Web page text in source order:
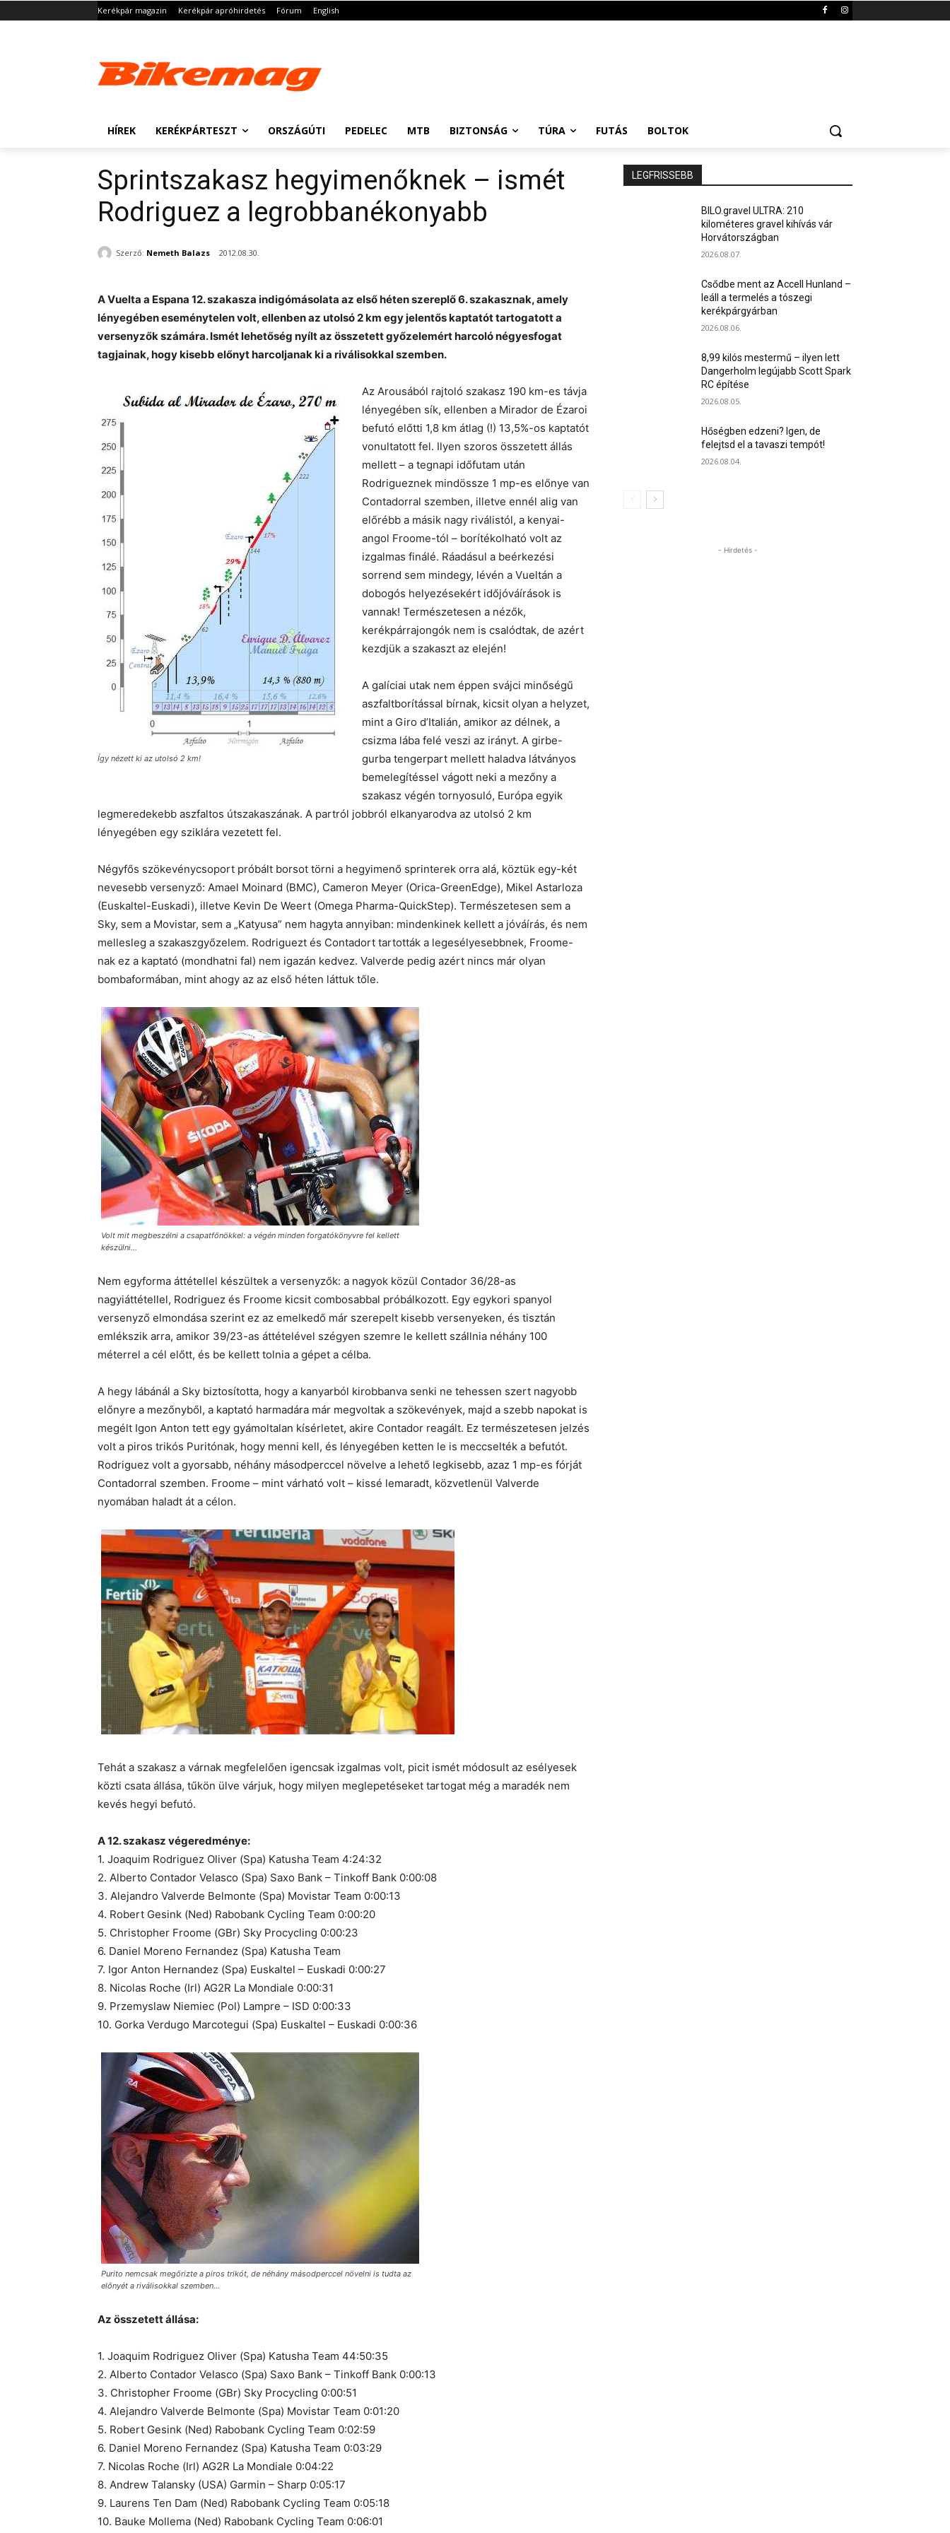
Kerékpár magazin Kerékpár apróhirdetés Fórum English
HÍREK KERÉKPÁRTESZT ORSZÁGÚTI PEDELEC MTB BIZTONSÁG TÚRA FUTÁS BOLTOK
Sprintszakasz hegyimenőknek – ismét
Rodriguez a legrobbanékonyabb
Szerző: Nemeth Balazs 2012.08.30.
A Vuelta a Espana 12. szakasza indigómásolata az első héten szereplő 6. szakasznak, amely
lényegében eseménytelen volt, ellenben az utolsó 2 km egy jelentős kaptatót tartogatott a
versenyzők számára. Ismét lehetőség nyílt az összetett győzelemért harcoló négyesfogat
tagjainak, hogy kisebb előnyt harcoljanak ki a riválisokkal szemben.
Így nézett ki az utolsó 2 km!
Az Arousából rajtoló szakasz 190 km-es távja
lényegében sík, ellenben a Mirador de Ézaroi
befutó előtti 1,8 km átlag (!) 13,5%-os kaptatót
vonultatott fel. Ilyen szoros összetett állás
mellett – a tegnapi időfutam után
Rodrigueznek mindössze 1 mp-es előnye van
Contadorral szemben, illetve ennél alig van
előrébb a másik nagy riválistól, a kenyai-
angol Froome-tól – borítékolható volt az
izgalmas finálé. Ráadásul a beérkezési
sorrend sem mindegy, lévén a Vueltán a
dobogós helyezésekért időjóváírások is
vannak! Természetesen a nézők,
kerékpárrajongók nem is csalódtak, de azért
kezdjük a szakaszt az elején!
A galíciai utak nem éppen svájci minőségű
aszfaltborítással bírnak, kicsit olyan a helyzet,
mint a Giro d’Italián, amikor az délnek, a
csizma lába felé veszi az irányt. A girbe-
gurba tengerpart mellett haladva látványos
bemelegítéssel vágott neki a mezőny a
szakasz végén tornyosuló, Európa egyik
legmeredekebb aszfaltos útszakaszának. A partról jobbról elkanyarodva az utolsó 2 km
lényegében egy sziklára vezetett fel.
Négyfős szökevénycsoport próbált borsot törni a hegyimenő sprinterek orra alá, köztük egy-két
nevesebb versenyző: Amael Moinard (BMC), Cameron Meyer (Orica-GreenEdge), Mikel Astarloza
(Euskaltel-Euskadi), illetve Kevin De Weert (Omega Pharma-QuickStep). Természetesen sem a
Sky, sem a Movistar, sem a „Katyusa” nem hagyta annyiban: mindenkinek kellett a jóváírás, és nem
mellesleg a szakaszgyőzelem. Rodriguezt és Contadort tartották a legesélyesebbnek, Froome-
nak ez a kaptató (mondhatni fal) nem igazán kedvez. Valverde pedig azért nincs már olyan
bombaformában, mint ahogy az az első héten láttuk tőle.
Volt mit megbeszélni a csapatfőnökkel: a végén minden forgatókönyvre fel kellett
készülni...
Nem egyforma áttétellel készültek a versenyzők: a nagyok közül Contador 36/28-as
nagyiáttétellel, Rodriguez és Froome kicsit combosabbal próbálkozott. Egy egykori spanyol
versenyző elmondása szerint ez az emelkedő már szerepelt kisebb versenyeken, és tisztán
emlékszik arra, amikor 39/23-as áttételével szégyen szemre le kellett szállnia néhány 100
méterrel a cél előtt, és be kellett tolnia a gépet a célba.
A hegy lábánál a Sky biztosította, hogy a kanyarból kirobbanva senki ne tehessen szert nagyobb
előnyre a mezőnyből, a kaptató harmadára már megvoltak a szökevények, majd a szebb napokat is
megélt Igon Anton tett egy gyámoltalan kísérletet, akire Contador reagált. Ez természetesen jelzés
volt a piros trikós Puritónak, hogy menni kell, és lényegében ketten le is meccselték a befutót.
Rodriguez volt a gyorsabb, néhány másodperccel növelve a lehető legkisebb, azaz 1 mp-es fórját
Contadorral szemben. Froome – mint várható volt – kissé lemaradt, közvetlenül Valverde
nyomában haladt át a célon.
Tehát a szakasz a várnak megfelelően igencsak izgalmas volt, picit ismét módosult az esélyesek
közti csata állása, tűkön ülve várjuk, hogy milyen meglepetéseket tartogat még a maradék nem
kevés hegyi befutó.
A 12. szakasz végeredménye:
1. Joaquim Rodriguez Oliver (Spa) Katusha Team 4:24:32
2. Alberto Contador Velasco (Spa) Saxo Bank – Tinkoff Bank 0:00:08
3. Alejandro Valverde Belmonte (Spa) Movistar Team 0:00:13
4. Robert Gesink (Ned) Rabobank Cycling Team 0:00:20
5. Christopher Froome (GBr) Sky Procycling 0:00:23
6. Daniel Moreno Fernandez (Spa) Katusha Team
7. Igor Anton Hernandez (Spa) Euskaltel – Euskadi 0:00:27
8. Nicolas Roche (Irl) AG2R La Mondiale 0:00:31
9. Przemyslaw Niemiec (Pol) Lampre – ISD 0:00:33
10. Gorka Verdugo Marcotegui (Spa) Euskaltel – Euskadi 0:00:36
Purito nemcsak megőrizte a piros trikót, de néhány másodperccel növelni is tudta az
előnyét a riválisokkal szemben...
Az összetett állása:
1. Joaquim Rodriguez Oliver (Spa) Katusha Team 44:50:35
2. Alberto Contador Velasco (Spa) Saxo Bank – Tinkoff Bank 0:00:13
3. Christopher Froome (GBr) Sky Procycling 0:00:51
4. Alejandro Valverde Belmonte (Spa) Movistar Team 0:01:20
5. Robert Gesink (Ned) Rabobank Cycling Team 0:02:59
6. Daniel Moreno Fernandez (Spa) Katusha Team 0:03:29
7. Nicolas Roche (Irl) AG2R La Mondiale 0:04:22
8. Andrew Talansky (USA) Garmin – Sharp 0:05:17
9. Laurens Ten Dam (Ned) Rabobank Cycling Team 0:05:18
10. Bauke Mollema (Ned) Rabobank Cycling Team 0:06:01
LEGFRISSEBB
BILO.gravel ULTRA: 210
kilométeres gravel kihívás vár
Horvátországban
2026.08.07.
Csődbe ment az Accell Hunland –
leáll a termelés a tószegi
kerékpárgyárban
2026.08.06.
8,99 kilós mestermű – ilyen lett
Dangerholm legújabb Scott Spark
RC építése
2026.08.05.
Hőségben edzeni? Igen, de
felejtsd el a tavaszi tempót!
2026.08.04.
- Hirdetés -